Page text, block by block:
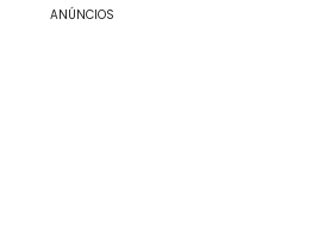
ANÚNCIOS